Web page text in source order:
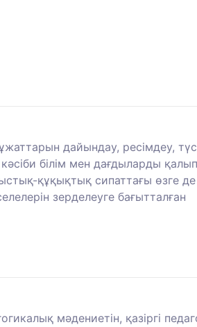
дайындау, ресімдеу,
білім мен дағдыларды
құқықтық сипаттағы өзге
зерделеуге бағытталған
мәдениетін, қазіргі